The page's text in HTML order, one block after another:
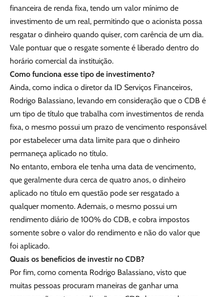
financeira de renda fixa, tendo um valor mínimo de
investimento de um real, permitindo que o acionista possa
resgatar o dinheiro quando quiser, com carência de um dia.
Vale pontuar que o resgate somente é liberado dentro do
horário comercial da instituição.
Como funciona esse tipo de investimento?
Ainda, como indica o diretor da ID Serviços Financeiros,
Rodrigo Balassiano, levando em consideração que o CDB é
um tipo de título que trabalha com investimentos de renda
fixa, o mesmo possui um prazo de vencimento responsável
por estabelecer uma data limite para que o dinheiro
permaneça aplicado no título.
No entanto, embora ele tenha uma data de vencimento,
que geralmente dura cerca de quatro anos, o dinheiro
aplicado no título em questão pode ser resgatado a
qualquer momento. Ademais, o mesmo possui um
rendimento diário de 100% do CDB, e cobra impostos
somente sobre o valor do rendimento e não do valor que
foi aplicado.
Quais os benefícios de investir no CDB?
Por fim, como comenta Rodrigo Balassiano, visto que
muitas pessoas procuram maneiras de ganhar uma